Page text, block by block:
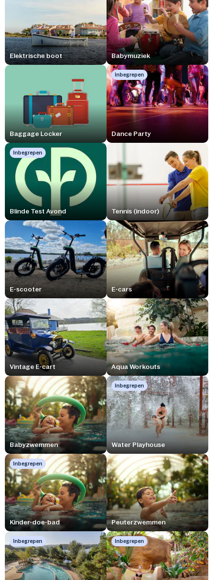
Elektrische boot Babymuziek
Baggage Locker
Inbegrepen
Dance Party
Inbegrepen
Blinde Test Avond Tennis (indoor)
E-scooter E-cars
Vintage E-cart Aqua Workouts
Babyzwemmen
Inbegrepen
Water Playhouse
Inbegrepen
Kinder-doe-bad Peuterzwemmen
Inbegrepen Inbegrepen